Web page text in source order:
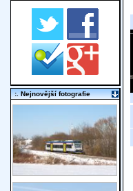
:. Nejnovější fotografie